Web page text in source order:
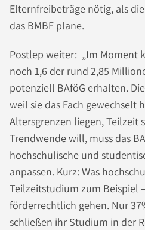
Elternfreibeträge nötig, als
das BMBF plane.
Postlep weiter: „Im Moment
noch 1,6 der rund 2,85
potenziell BAföG erhalten.
weil sie das Fach gewechselt
Altersgrenzen liegen, Teilzeit
Trendwende will, muss das
hochschulische und
anpassen. Kurz: Was
Teilzeitstudium zum Beispiel
förderrechtlich gehen. Nur
schließen ihr Studium in der